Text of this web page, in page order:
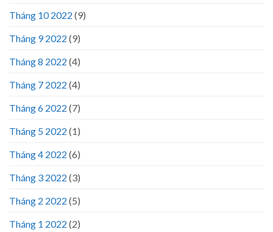
Tháng 10 2022 (9)
Tháng 9 2022 (9)
Tháng 8 2022 (4)
Tháng 7 2022 (4)
Tháng 6 2022 (7)
Tháng 5 2022 (1)
Tháng 4 2022 (6)
Tháng 3 2022 (3)
Tháng 2 2022 (5)
Tháng 1 2022 (2)